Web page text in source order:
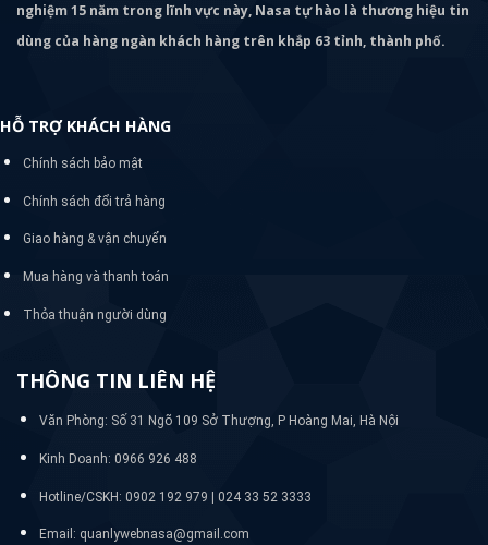
nghiệm 15 năm trong lĩnh vực này, Nasa tự hào là thương hiệu tin
dùng của hàng ngàn khách hàng trên khắp 63 tỉnh, thành phố.
HỖ TRỢ KHÁCH HÀNG
Chính sách bảo mật
Chính sách đổi trả hàng
Giao hàng & vận chuyển
Mua hàng và thanh toán
Thỏa thuận người dùng
THÔNG TIN LIÊN HỆ
Văn Phòng: Số 31 Ngõ 109 Sở Thượng, P Hoàng Mai, Hà Nội
Kinh Doanh: 0966 926 488
Hotline/CSKH: 0902 192 979 | 024 33 52 3333
Email: quanlywebnasa@gmail.com